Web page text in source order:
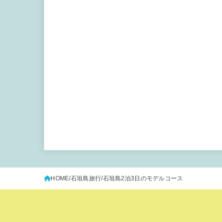
HOME 石垣島旅行 石垣島2泊3日のモデルコース